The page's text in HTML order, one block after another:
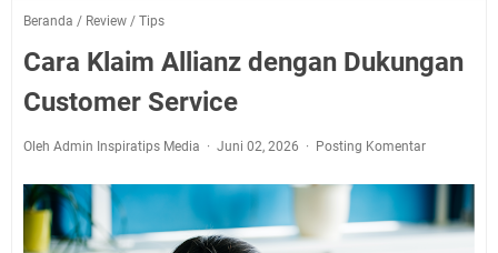
Beranda / Review / Tips
Cara Klaim Allianz dengan Dukungan
Customer Service
Oleh Admin Inspiratips Media Juni 02, 2026 Posting Komentar